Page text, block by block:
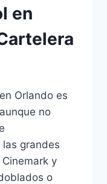
en
Orlando es
no
grandes
y
o